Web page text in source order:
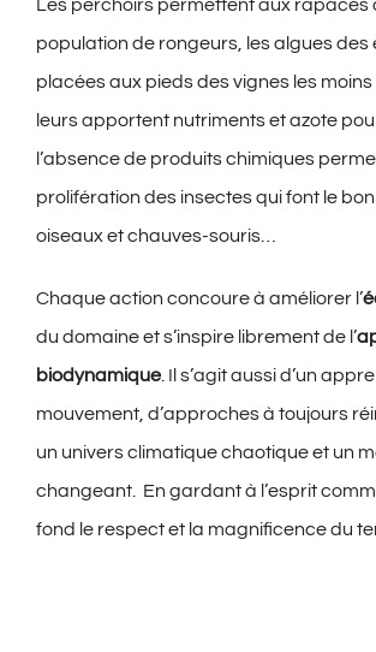
Les perchoirs permettent aux rapaces
population de rongeurs, les algues des
placées aux pieds des vignes les
leurs apportent nutriments et azote
l’absence de produits chimiques
prolifération des insectes qui font le
oiseaux et chauves-souris…
Chaque action concoure à améliorer l’
du domaine et s’inspire librement de l’
biodynamique. Il s’agit aussi d’un
mouvement, d’approches à toujours
un univers climatique chaotique et un
changeant. En gardant à l’esprit
fond le respect et la magnificence du